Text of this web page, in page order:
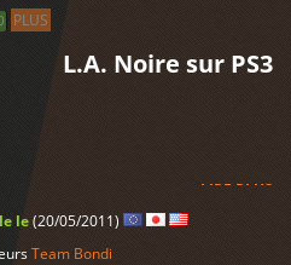
PLUS
L.A. Noire sur PS3
LIRE PLUS
le(20/05/2011)
Team Bondi